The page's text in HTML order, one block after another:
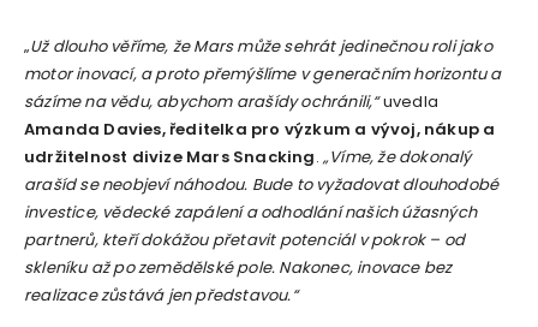
„Už dlouho věříme, že Mars může sehrát jedinečnou roli jako
motor inovací, a proto přemýšlíme v generačním horizontu a
sázíme na vědu, abychom arašídy ochránili,“uvedla
Amanda Davies, ředitelka pro výzkum a vývoj, nákup a
udržitelnost divize Mars Snacking.„Víme, že dokonalý
arašíd se neobjeví náhodou. Bude to vyžadovat dlouhodobé
investice, vědecké zapálení a odhodlání našich úžasných
partnerů, kteří dokážou přetavit potenciál v pokrok – od
skleníku až po zemědělské pole. Nakonec, inovace bez
realizace zůstává jen představou.“